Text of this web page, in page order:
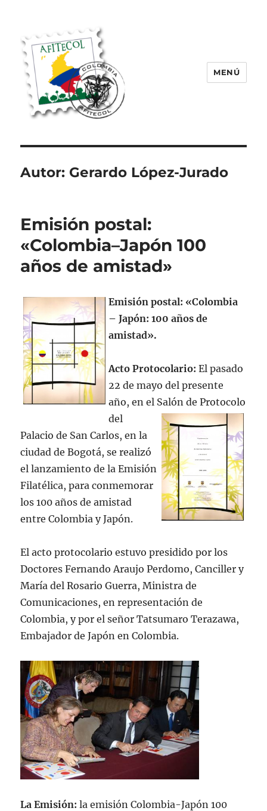
2025
MENÚ
Autor: Gerardo López-Jurado
Emisión postal:
«Colombia–Japón 100
años de amistad»
Emisión postal: «Colombia
– Japón: 100 años de
amistad».
Acto Protocolario: El pasado
22 de mayo del presente
año, en el Salón de Protocolo
del
Palacio de San Carlos, en la
ciudad de Bogotá, se realizó
el lanzamiento de la Emisión
Filatélica, para conmemorar
los 100 años de amistad
entre Colombia y Japón.
El acto protocolario estuvo presidido por los
Doctores Fernando Araujo Perdomo, Canciller y
María del Rosario Guerra, Ministra de
Comunicaciones, en representación de
Colombia, y por el señor Tatsumaro Terazawa,
Embajador de Japón en Colombia.
La Emisión: la emisión Colombia-Japón 100